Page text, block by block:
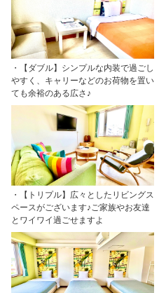
・【ダブル】シンプルな内装で過ごし
やすく、キャリーなどのお荷物を置い
ても余裕のある広さ♪
・【トリプル】広々としたリビングス
ペースがございます♪ご家族やお友達
とワイワイ過ごせますよ